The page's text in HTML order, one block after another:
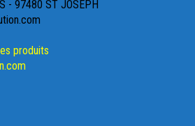
- 97480 ST JOSEPH
produits